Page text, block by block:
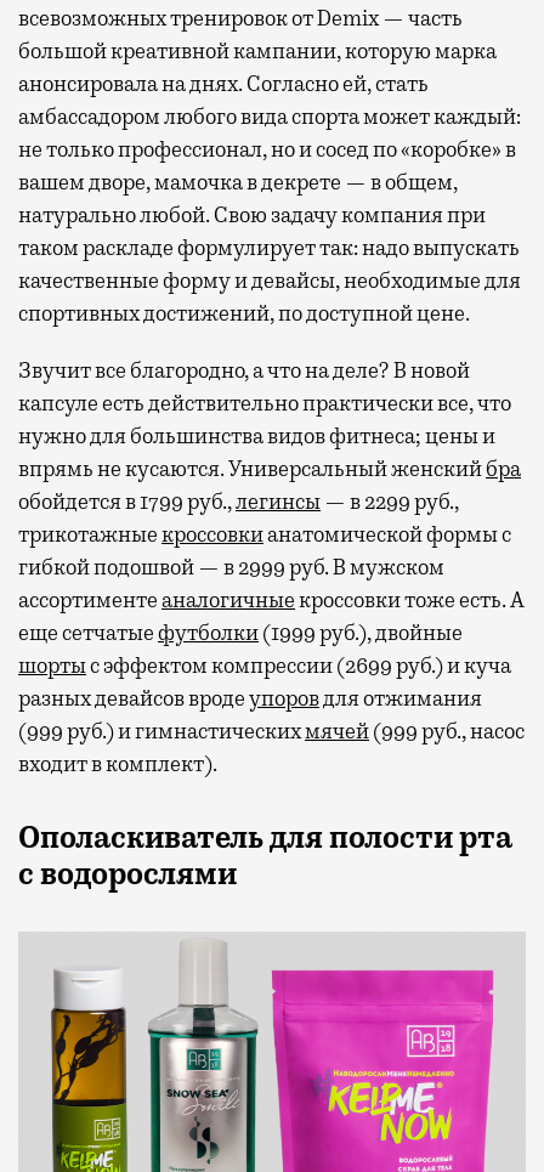
всевозможных тренировок от Demix — часть
большой креативной кампании, которую марка
анонсировала на днях. Согласно ей, стать
амбассадором любого вида спорта может каждый:
не только профессионал, но и сосед по «коробке» в
вашем дворе, мамочка в декрете — в общем,
натурально любой. Свою задачу компания при
таком раскладе формулирует так: надо выпускать
качественные форму и девайсы, необходимые для
спортивных достижений, по доступной цене.
Звучит все благородно, а что на деле? В новой
капсуле есть действительно практически все, что
нужно для большинства видов фитнеса; цены и
впрямь не кусаются. Универсальный женскийбра
обойдется в 1799 руб.,легинсы — в 2299 руб.,
трикотажныекроссовкианатомической формы с
гибкой подошвой — в 2999 руб. В мужском
ассортиментеаналогичныекроссовки тоже есть. А
еще сетчатыефутболки(1999 руб.), двойные
шортыс эффектом компрессии (2699 руб.) и куча
разных девайсов вродеупоровдля отжимания
(999 руб.) и гимнастическихмячей(999 руб., насос
входит в комплект).
Ополаскиватель для полости рта
с водорослями